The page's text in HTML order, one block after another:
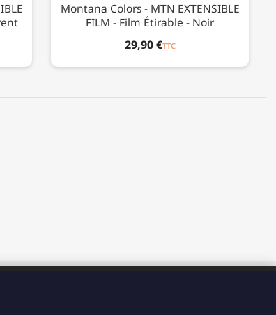
Montana Colors - MTN EXTENSIBLE
FILM - Film Étirable - Noir
29,90 €TTC